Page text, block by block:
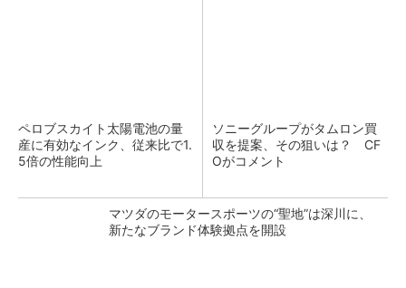
ペロブスカイト太陽電池の量
産に有効なインク、従来比で1.
5倍の性能向上
ソニーグループがタムロン買
収を提案、その狙いは？ CF
Oがコメント
マツダのモータースポーツの“聖地”は深川に、
新たなブランド体験拠点を開設